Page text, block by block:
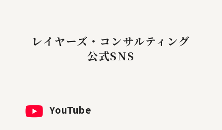
レイヤーズ・コンサルティング
公式SNS
YouTube